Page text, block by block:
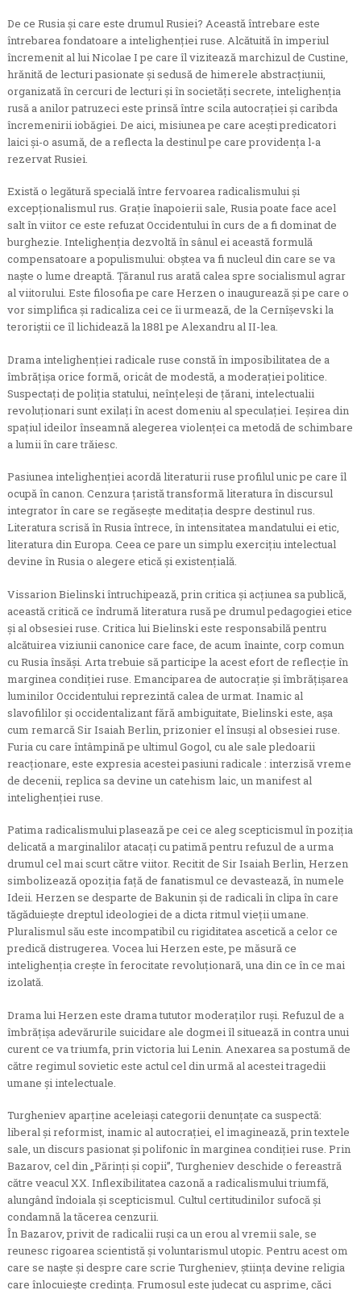
De ce Rusia şi care este drumul Rusiei? Această întrebare este
întrebarea fondatoare a intelighenţiei ruse. Alcătuită în imperiul
încremenit al lui Nicolae I pe care îl vizitează marchizul de Custine,
hrănită de lecturi pasionate şi sedusă de himerele abstracţiunii,
organizată în cercuri de lecturi şi în societăţi secrete, intelighenţia
rusă a anilor patruzeci este prinsă între scila autocraţiei şi caribda
încremenirii iobăgiei. De aici, misiunea pe care aceşti predicatori
laici şi-o asumă, de a reflecta la destinul pe care providenţa l-a
rezervat Rusiei.
Există o legătură specială între fervoarea radicalismului şi
excepţionalismul rus. Graţie înapoierii sale, Rusia poate face acel
salt în viitor ce este refuzat Occidentului în curs de a fi dominat de
burghezie. Intelighenţia dezvoltă în sânul ei această formulă
compensatoare a populismului: obştea va fi nucleul din care se va
naşte o lume dreaptă. Ţăranul rus arată calea spre socialismul agrar
al viitorului. Este filosofia pe care Herzen o inaugurează şi pe care o
vor simplifica şi radicaliza cei ce îi urmează, de la Cernîşevski la
teroriştii ce îl lichidează la 1881 pe Alexandru al II-lea.
Drama intelighenţiei radicale ruse constă în imposibilitatea de a
îmbrăţişa orice formă, oricât de modestă, a moderaţiei politice.
Suspectaţi de poliţia statului, neînţeleşi de ţărani, intelectualii
revoluţionari sunt exilaţi în acest domeniu al speculaţiei. Ieşirea din
spaţiul ideilor înseamnă alegerea violenţei ca metodă de schimbare
a lumii în care trăiesc.
Pasiunea intelighenţiei acordă literaturii ruse profilul unic pe care îl
ocupă în canon. Cenzura ţaristă transformă literatura în discursul
integrator în care se regăseşte meditaţia despre destinul rus.
Literatura scrisă în Rusia întrece, în intensitatea mandatului ei etic,
literatura din Europa. Ceea ce pare un simplu exerciţiu intelectual
devine în Rusia o alegere etică şi existenţială.
Vissarion Bielinski întruchipează, prin critica şi acţiunea sa publică,
această critică ce îndrumă literatura rusă pe drumul pedagogiei etice
şi al obsesiei ruse. Critica lui Bielinski este responsabilă pentru
alcătuirea viziunii canonice care face, de acum înainte, corp comun
cu Rusia însăşi. Arta trebuie să participe la acest efort de reflecţie în
marginea condiţiei ruse. Emanciparea de autocraţie şi îmbrăţişarea
luminilor Occidentului reprezintă calea de urmat. Inamic al
slavofililor şi occidentalizant fără ambiguitate, Bielinski este, aşa
cum remarcă Sir Isaiah Berlin, prizonier el însuşi al obsesiei ruse.
Furia cu care întâmpină pe ultimul Gogol, cu ale sale pledoarii
reacţionare, este expresia acestei pasiuni radicale : interzisă vreme
de decenii, replica sa devine un catehism laic, un manifest al
intelighenţiei ruse.
Patima radicalismului plasează pe cei ce aleg scepticismul în poziţia
delicată a marginalilor atacaţi cu patimă pentru refuzul de a urma
drumul cel mai scurt către viitor. Recitit de Sir Isaiah Berlin, Herzen
simbolizează opoziţia faţă de fanatismul ce devastează, în numele
Ideii. Herzen se desparte de Bakunin şi de radicali în clipa în care
tăgăduieşte dreptul ideologiei de a dicta ritmul vieţii umane.
Pluralismul său este incompatibil cu rigiditatea ascetică a celor ce
predică distrugerea. Vocea lui Herzen este, pe măsură ce
intelighenţia creşte în ferocitate revoluţionară, una din ce în ce mai
izolată.
Drama lui Herzen este drama tututor moderaţilor ruşi. Refuzul de a
îmbrăţişa adevărurile suicidare ale dogmei îl situează in contra unui
curent ce va triumfa, prin victoria lui Lenin. Anexarea sa postumă de
către regimul sovietic este actul cel din urmă al acestei tragedii
umane şi intelectuale.
Turgheniev aparţine aceleiaşi categorii denunţate ca suspectă:
liberal şi reformist, inamic al autocraţiei, el imaginează, prin textele
sale, un discurs pasionat şi polifonic în marginea condiţiei ruse. Prin
Bazarov, cel din „Părinţi şi copii”, Turgheniev deschide o fereastră
către veacul XX. Inflexibilitatea cazonă a radicalismului triumfă,
alungând îndoiala şi scepticismul. Cultul certitudinilor sufocă şi
condamnă la tăcerea cenzurii.
În Bazarov, privit de radicalii ruşi ca un erou al vremii sale, se
reunesc rigoarea scientistă şi voluntarismul utopic. Pentru acest om
care se naşte şi despre care scrie Turgheniev, ştiinţa devine religia
care înlocuieşte credinţa. Frumosul este judecat cu asprime, căci